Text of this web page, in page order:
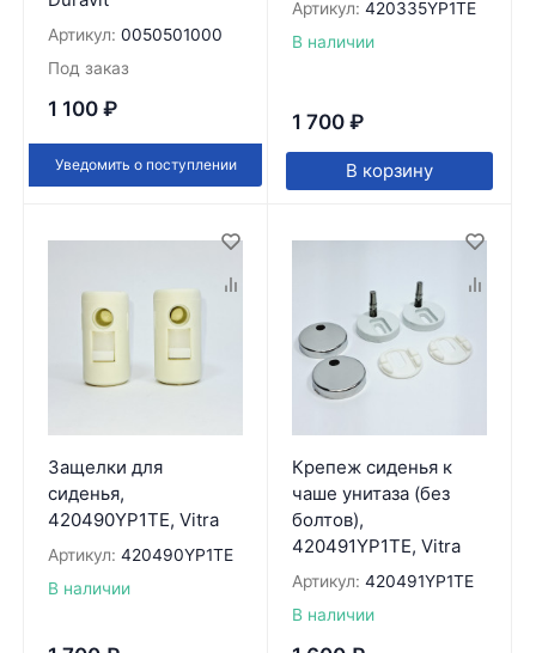
Артикул: 0050501000
Под заказ
1 100 ₽
Уведомить о поступлении
Артикул: 420335YP1TE
В наличии
1 700 ₽
В корзину
Защелки для
сиденья,
420490YP1TE, Vitra
Артикул: 420490YP1TE
В наличии
Крепеж сиденья к
чаше унитаза (без
болтов),
420491YP1TE, Vitra
Артикул: 420491YP1TE
В наличии